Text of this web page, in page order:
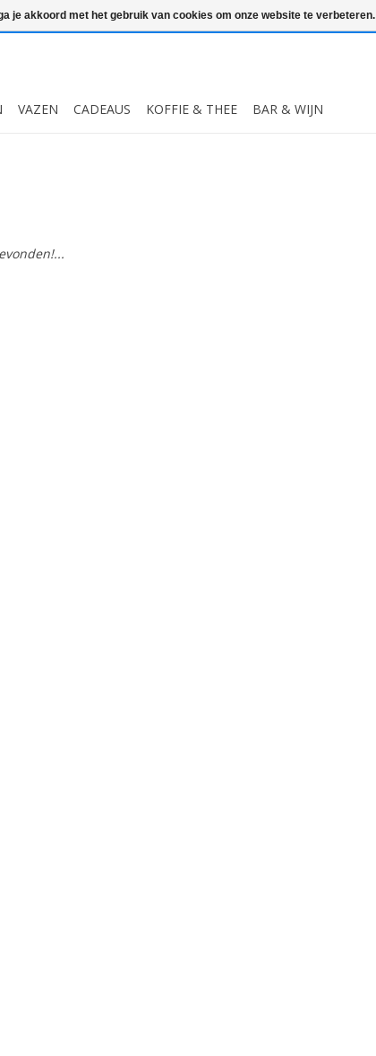
VAZEN CADEAUS KOFFIE & THEE BAR & WIJN
je akkoord met het gebruik van cookies om onze website te verbeteren.